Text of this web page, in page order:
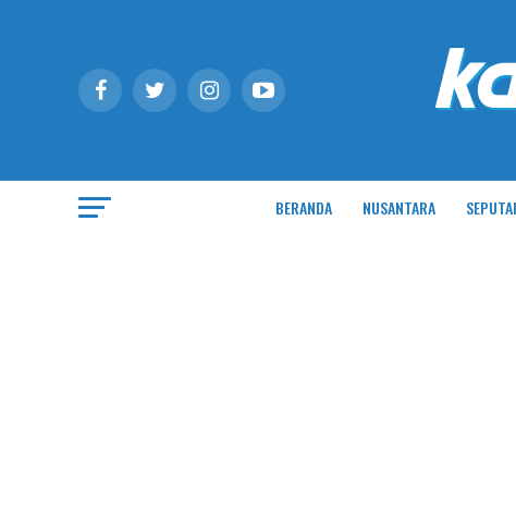
BERANDA NUSANTARA